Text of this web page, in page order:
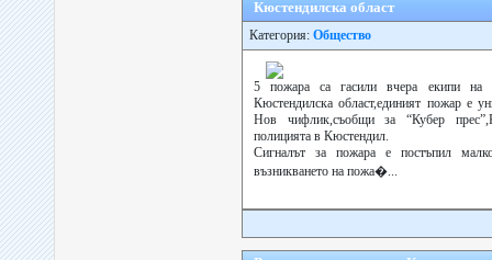
Кюстендилска област
Категория: Общество
5 пожара са гасили вчера екипи
Кюстендилска област,единият пожар е
Нов чифлик,съобщи за “Кубер
полицията в Кюстендил.
Сигналът за пожара е постъпил
възникването на пожа�...